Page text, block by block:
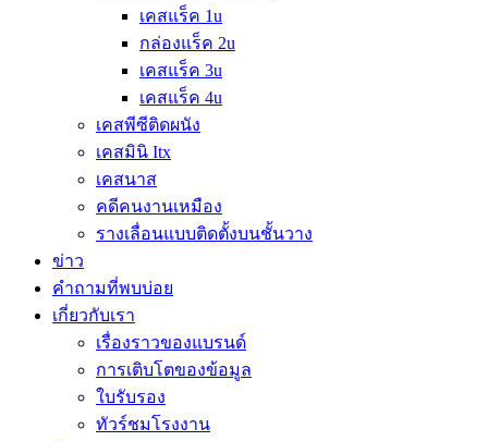
เคสแร็ค 1u
กล่องแร็ค 2u
เคสแร็ค 3u
เคสแร็ค 4u
เคสพีซีติดผนัง
เคสมินิ Itx
เคสนาส
คดีคนงานเหมือง
รางเลื่อนแบบติดตั้งบนชั้นวาง
ข่าว
คำถามที่พบบ่อย
เกี่ยวกับเรา
เรื่องราวของแบรนด์
การเติบโตของข้อมูล
ใบรับรอง
ทัวร์ชมโรงงาน